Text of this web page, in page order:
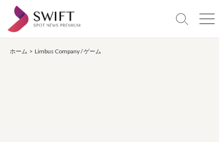
テ
検
メ
ホーム > Limbus Company/ゲーム